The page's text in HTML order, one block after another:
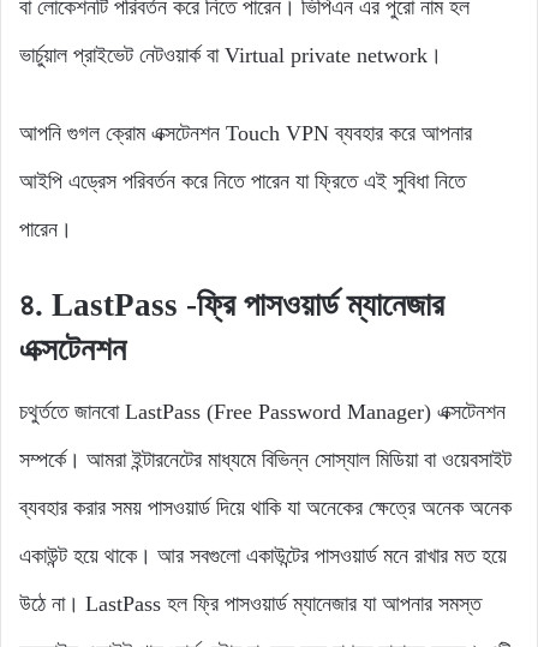
বা লোকেশনটি পরিবর্তন করে নিতে পারেন। ভিপিএন এর পুরো নাম হল
ভার্চুয়াল প্রাইভেট নেটওয়ার্ক বা Virtual private network।
আপনি গুগল ক্রোম এক্সটেনশন Touch VPN ব্যবহার করে আপনার
আইপি এড্রেস পরিবর্তন করে নিতে পারেন যা ফ্রিতে এই সুবিধা নিতে
পারেন।
৪. LastPass -ফ্রি পাসওয়ার্ড ম্যানেজার
এক্সটেনশন
চথুর্ততে জানবো LastPass (Free Password Manager) এক্সটেনশন
সম্পর্কে। আমরা ইন্টারনেটের মাধ্যমে বিভিন্ন সোস্যাল মিডিয়া বা ওয়েবসাইট
ব্যবহার করার সময় পাসওয়ার্ড দিয়ে থাকি যা অনেকের ক্ষেত্রে অনেক অনেক
একাউন্ট হয়ে থাকে। আর সবগুলো একাউন্টের পাসওয়ার্ড মনে রাখার মত হয়ে
উঠে না। LastPass হল ফ্রি পাসওয়ার্ড ম্যানেজার যা আপনার সমস্ত